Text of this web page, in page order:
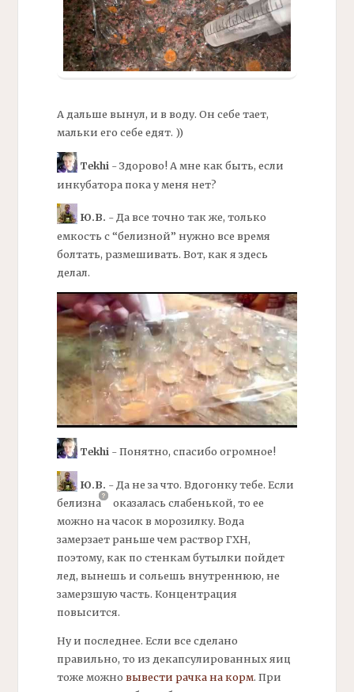
А дальше вынул, и в воду. Он себе тает,
мальки его себе едят. ))
Tekhi- Здорово! А мне как быть, если
инкубатора пока у меня нет?
Ю.В. - Да все точно так же, только
емкость с “белизной” нужно все время
болтать, размешивать. Вот, как я здесь
делал.
Tekhi - Понятно, спасибо огромное!
Ю.В. - Да не за что. Вдогонку тебе. Если
белизна
оказалась слабенькой, то ее
можно на часок в морозилку. Вода
замерзает раньше чем раствор ГХН,
поэтому, как по стенкам бутылки пойдет
лед, вынешь и сольешь внутреннюю, не
замерзшую часть. Концентрация
повысится.
Ну и последнее. Если все сделано
правильно, то из декапсулированных яиц
тоже можно вывести рачка на корм. При